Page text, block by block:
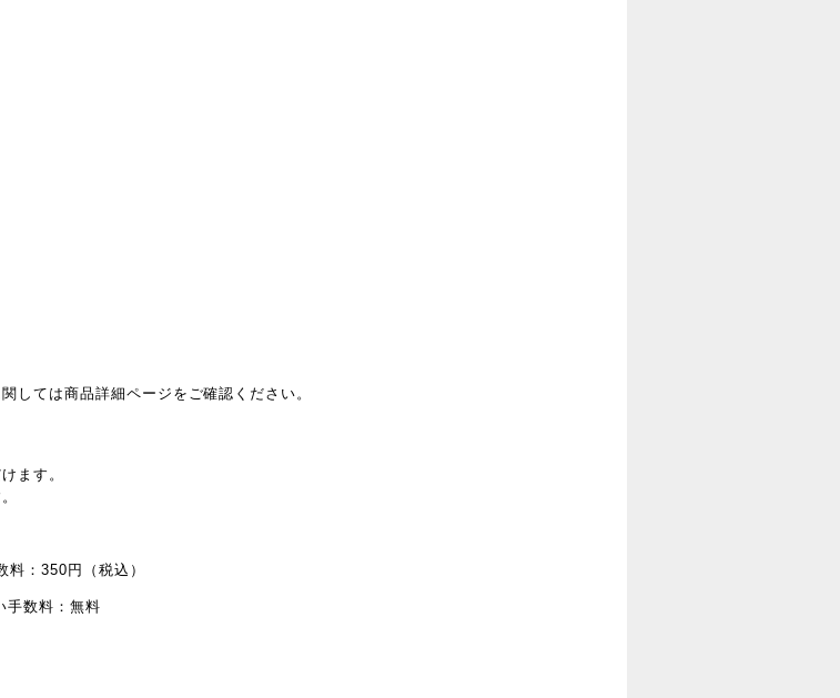
しては商品詳細ページをご確認ください。
ます。
：350円（税込）
手数料：無料